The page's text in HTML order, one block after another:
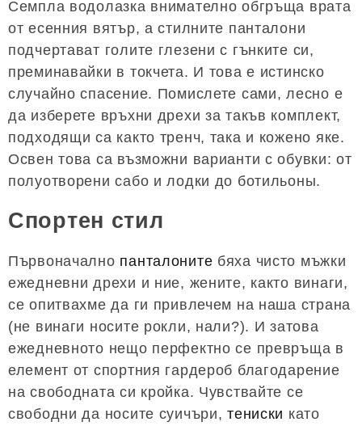
Семпла водолазка внимателно обгръща врата
от есенния вятър, а стилните панталони
подчертават голите глезени с гънките си,
преминавайки в токчета. И това е истинско
случайно спасение. Помислете сами, лесно е
да изберете връхни дрехи за такъв комплект,
подходящи са както тренч, така и кожено яке.
Освен това са възможни варианти с обувки: от
полуотворени сабо и лодки до ботильоны.
Спортен стил
Първоначално панталоните бяха чисто мъжки
ежедневни дрехи и ние, жените, както винаги,
се опитвахме да ги привлечем на наша страна
(не винаги носите рокли, нали?). И затова
ежедневното нещо перфектно се превръща в
елемент от спортния гардероб благодарение
на свободната си кройка. Чувствайте се
свободни да носите суичъри,тениски като